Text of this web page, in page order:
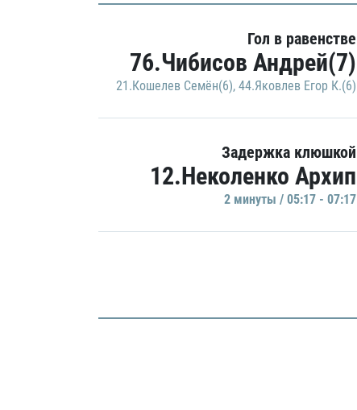
Гол в равенстве
76.Чибисов Андрей(7)
21.Кошелев Семён(6), 44.Яковлев Егор К.(6)
Задержка клюшкой
12.Неколенко Архип
2 минуты / 05:17 - 07:17